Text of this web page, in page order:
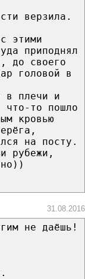
верзила.
этими
приподнял
до своего
головой в
в плечи и
что-то пошло
кровью
на посту.
рубежи,
31.08.2016
не даёшь!